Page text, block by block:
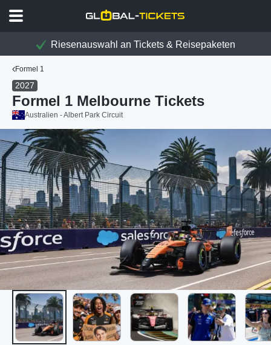
Riesenauswahl an Tickets & Reisepaketen
Formel 1
2027
Formel 1 Melbourne Tickets
Australien - Albert Park Circuit